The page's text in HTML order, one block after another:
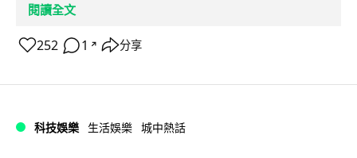
閱讀全文
252 1 ↗ 分享
科技娛樂 生活娛樂 城中熱話